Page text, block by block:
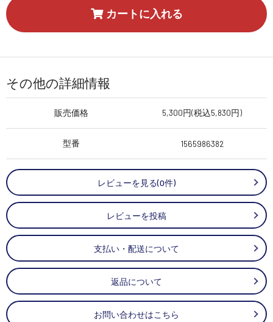
カートに入れる
その他の詳細情報
販売価格 5,300円(税込5,830円)
型番 1565986382
レビューを見る(0件)
レビューを投稿
支払い・配送について
返品について
お問い合わせはこちら